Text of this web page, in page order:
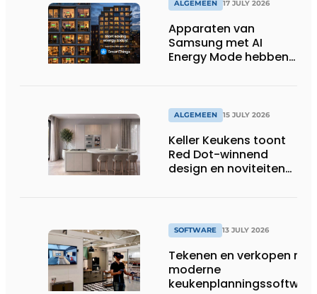
ALGEMEEN 17 JULY 2026
Apparaten van
Samsung met AI
Energy Mode hebben
huishoudens, wat
overeenkomt met het
wassen van 22.023.110
voetbalshirts
ALGEMEEN 15 JULY 2026
Keller Keukens toont
Red Dot-winnend
design en noviteiten
SOFTWARE 13 JULY 2026
Tekenen en verkopen met
moderne
keukenplanningssoftware